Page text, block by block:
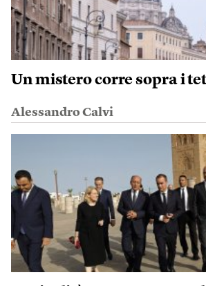
Un mistero corre sopra i
Alessandro Calvi